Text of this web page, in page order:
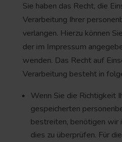
Sie haben das Recht, die
Verarbeitung Ihrer
verlangen. Hierzu können
der im Impressum
wenden. Das Recht auf
Verarbeitung besteht in
Wenn Sie die Richtigkeit
gespeicherten
bestreiten, benötigen wir
dies zu überprüfen. Für